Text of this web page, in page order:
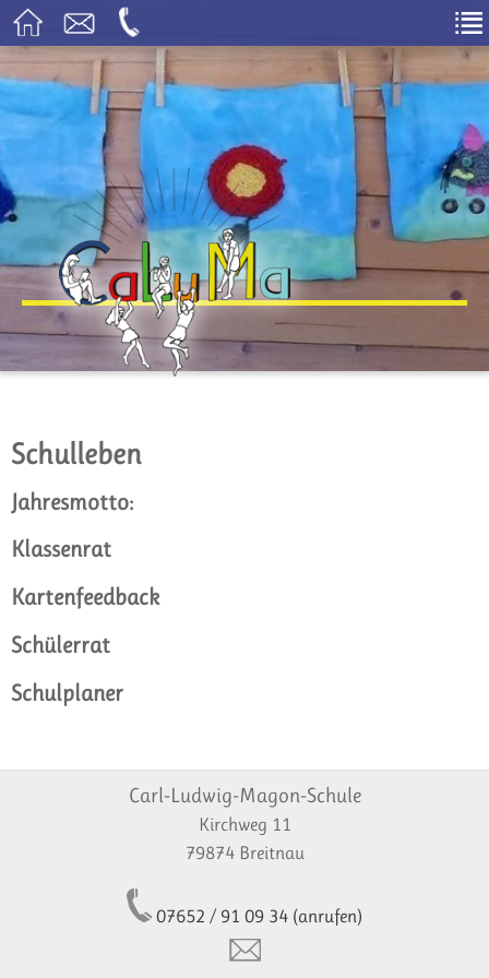
Schulleben
Jahresmotto:
Klassenrat
Kartenfeedback
Schülerrat
Schulplaner
Carl-Ludwig-Magon-Schule
Kirchweg 11
79874 Breitnau
07652 / 91 09 34